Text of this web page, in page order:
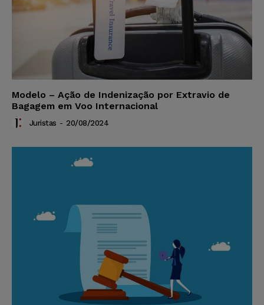
Modelo – Ação de Indenização por Extravio de
Bagagem em Voo Internacional
Juristas - 20/08/2024